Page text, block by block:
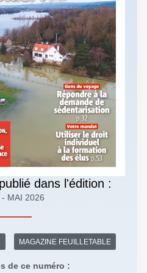
dans l'édition :
- MAI 2026
MAGAZINE FEUILLETABLE
de ce numéro :